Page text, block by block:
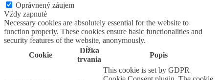
Oprávnený záujem
Vždy zapnuté
Necessary cookies are absolutely essential for the website to
function properly. These cookies ensure basic functionalities and
security features of the website, anonymously.
Cookie
Dĺžka
trvania
Popis
This cookie is set by GDPR